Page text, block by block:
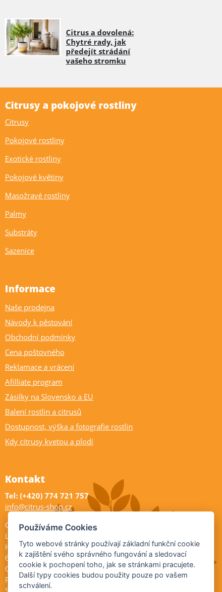
Citrus a dovolená:
Chytré rady, jak
předejít strádání
vašeho stromku
Citrusy a pokojové rostliny
Citrusy
Pokojové rostliny
Exotické rostliny
Pokojové květiny
Masožravé rostliny
Palmy
Substráty
Sazenice
Informace
Naše prodejna
Návody k pěstování
Obchodní podmínky
Cena poštovného
Reklamace a vrácení
Afilliate program
Zásilky na Slovensko a EU
Balení rostlin a citrusů
Dostupnost, výška a fotografie rostlin
Kdy citrusy kvetou a plodí
Kontakt
Tel: (+420) 774 721 757
info@citrus-shop.cz
Citrus shop zahradnictví
Legionářů 2
Hodonín
695 01
Otevřeno:
Po-Pá 9-17
Používáme Cookies
Tyto webové stránky používají základní funkční cookie
k zajištění svého správného fungování a sledovací
cookie k pochopení toho, jak se stránkami pracujete.
Další typy cookies budou použity pouze po vašem
schválení.